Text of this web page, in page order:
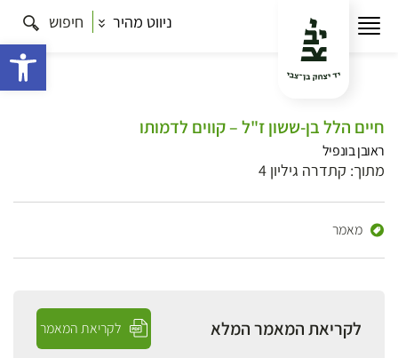
ניווט מהיר חיפוש
חיים הלל בן-ששון ז"ל – קווים לדמותו
ראובן בונפיל
מתוך: קתדרה גיליון 4
מאמר
לקריאת המאמר המלא לקריאת המאמר